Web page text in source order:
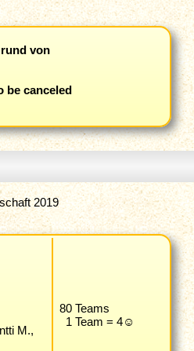
von
be canceled
2019
M.,
80 Teams
1 Team = 4☺